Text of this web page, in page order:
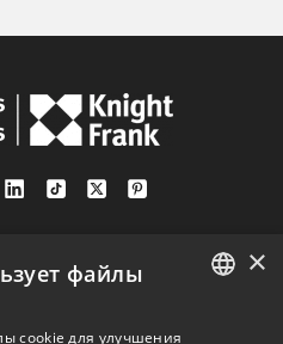
Office 3
Marbella
×
файлы
cookie для улучшения